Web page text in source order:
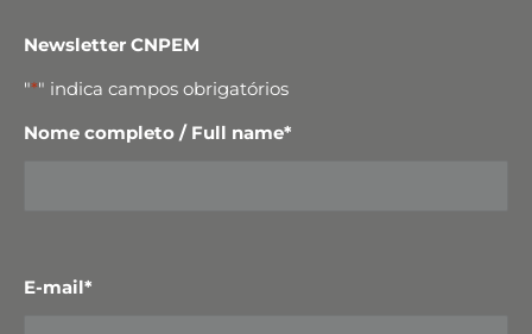
Newsletter CNPEM
"*" indica campos obrigatórios
Nome completo / Full name*
E-mail*